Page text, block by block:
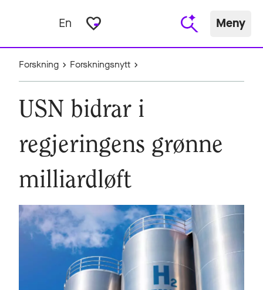
En favorite_border Meny
Forskning Forskningsnytt
USN bidrar i
regjeringens grønne
milliardløft